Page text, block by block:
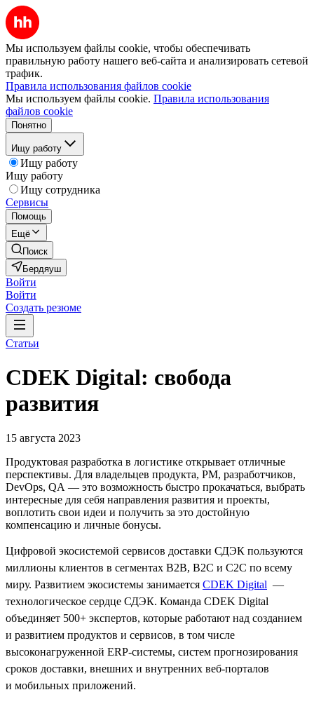
Мы используем файлы cookie, чтобы обеспечивать
правильную работу нашего веб-сайта и анализировать сетевой
трафик.
Правила использования файлов cookie
Мы используем файлы cookie. Правила использования
файлов cookie
Понятно
Ищу работу
Ищу работу
Ищу работу
Ищу сотрудника
Сервисы
Помощь
Ещё
Поиск
Бердяуш
Войти
Войти
Создать резюме
Статьи
CDEK Digital: свобода
развития
15 августа 2023
Продуктовая разработка в логистике открывает отличные
перспективы. Для владельцев продукта, PM, разработчиков,
DevOps, QA — это возможность быстро прокачаться, выбрать
интересные для себя направления развития и проекты,
воплотить свои идеи и получить за это достойную
компенсацию и личные бонусы.
Цифровой экосистемой сервисов доставки СДЭК пользуются
миллионы клиентов в сегментах B2B, B2C и C2C по всему
миру. Развитием экосистемы занимается CDEK Digital —
технологическое сердце СДЭК. Команда CDEK Digital
объединяет 500+ экспертов, которые работают над созданием
и развитием продуктов и сервисов, в том числе
высоконагруженной ERP-системы, систем прогнозирования
сроков доставки, внешних и внутренних веб-порталов
и мобильных приложений.